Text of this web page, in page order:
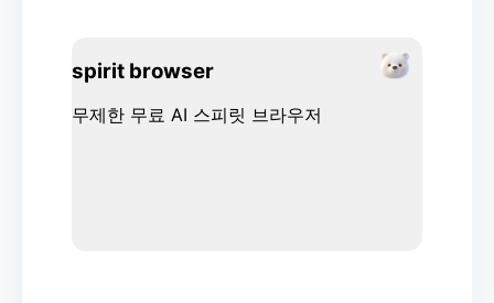
spirit browser
무제한 무료 AI 스피릿 브라우저